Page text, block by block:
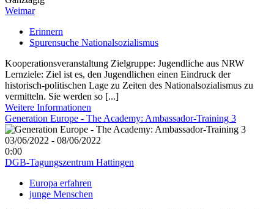
Weimar
Erinnern
Spurensuche Nationalsozialismus
Kooperationsveranstaltung Zielgruppe: Jugendliche aus NRW
Lernziele: Ziel ist es, den Jugendlichen einen Eindruck der
historisch-politischen Lage zu Zeiten des Nationalsozialismus zu
vermitteln. Sie werden so [...]
Weitere Informationen
Generation Europe - The Academy: Ambassador-Training 3
03/06/2022 - 08/06/2022
0:00
DGB-Tagungszentrum Hattingen
Europa erfahren
junge Menschen